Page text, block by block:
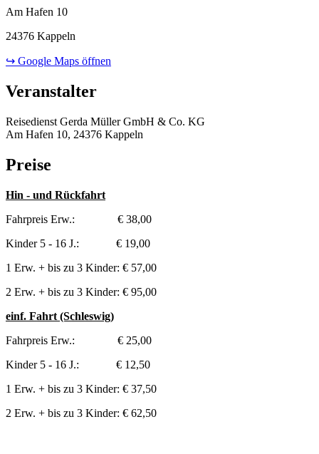
Am Hafen 10
24376 Kappeln
↪ Google Maps öffnen
Veranstalter
Reisedienst Gerda Müller GmbH & Co. KG
Am Hafen 10, 24376 Kappeln
Preise
Hin - und Rückfahrt
Fahrpreis Erw.: € 38,00
Kinder 5 - 16 J.: € 19,00
1 Erw. + bis zu 3 Kinder: € 57,00
2 Erw. + bis zu 3 Kinder: € 95,00
einf. Fahrt (Schleswig)
Fahrpreis Erw.: € 25,00
Kinder 5 - 16 J.: € 12,50
1 Erw. + bis zu 3 Kinder: € 37,50
2 Erw. + bis zu 3 Kinder: € 62,50